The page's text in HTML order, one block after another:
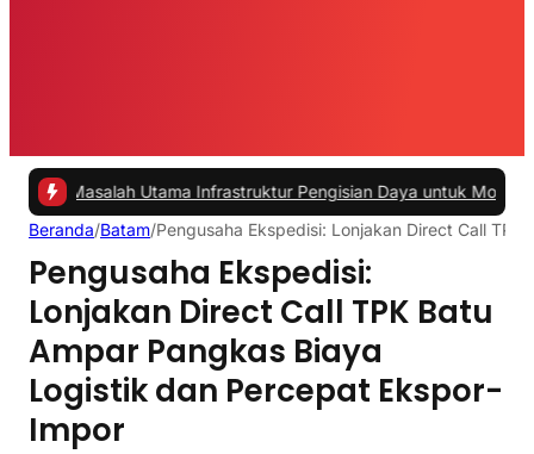
Utama Infrastruktur Pengisian Daya untuk Mobil Listrik yang
Beranda/Batam/Pengusaha Ekspedisi: Lonjakan Direct Call
Pengusaha Ekspedisi:
Lonjakan Direct Call TPK Batu
Ampar Pangkas Biaya
Logistik dan Percepat Ekspor-
Impor